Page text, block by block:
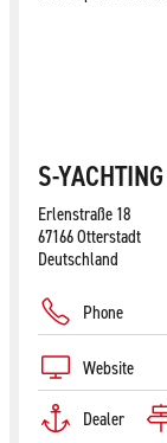
S-YACHTING
Erlenstraße 18
67166 Otterstadt
Deutschland
Phone
Website
Dealer